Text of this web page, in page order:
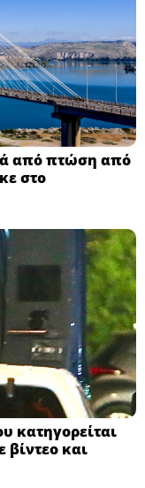
από πτώση από
στο
κατηγορείται
βίντεο και